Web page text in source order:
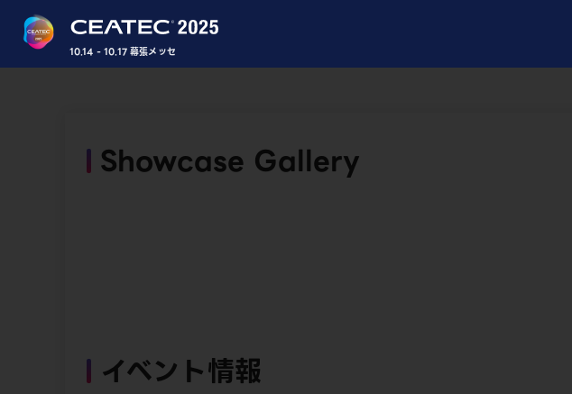
10.14 - 10.17 幕張メッセ
Showcase Gallery
イベント情報